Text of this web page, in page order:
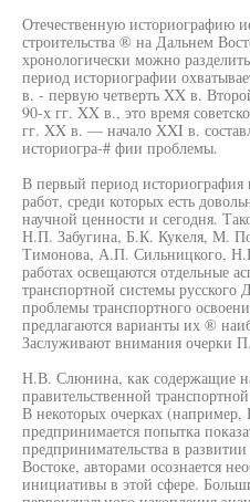
Отечественную историографию
строительства ® на Дальнем
хронологически можно
период историографии
в. - первую четверть XX в.
90-х гг. XX в., это время
гг. XX в. — начало XXI в.
историогра-# фии проблемы.
В первый период историография
работ, среди которых есть
научной ценности и сегодня.
Н.П. Забугина, Б.К. Кукеля, М.
Тимонова, А.П. Сильницкого,
работах освещаются отдельные
транспортной системы русского
проблемы транспортного
предлагаются варианты их ®
Заслуживают внимания очерки
Н.В. Слюнина, как содержащие
правительственной
В некоторых очерках
предпринимается попытка
предпринимательства в
Востоке, авторами осознается
инициативы в этой сфере.